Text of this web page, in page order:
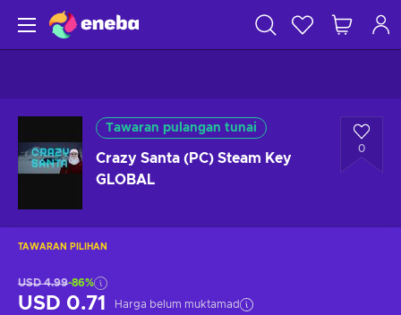
Tawaran pulangan tunai
Crazy Santa (PC) Steam Key
GLOBAL
0
TAWARAN PILIHAN
USD 4.99-86%
USD 0.71 Harga belum muktamad